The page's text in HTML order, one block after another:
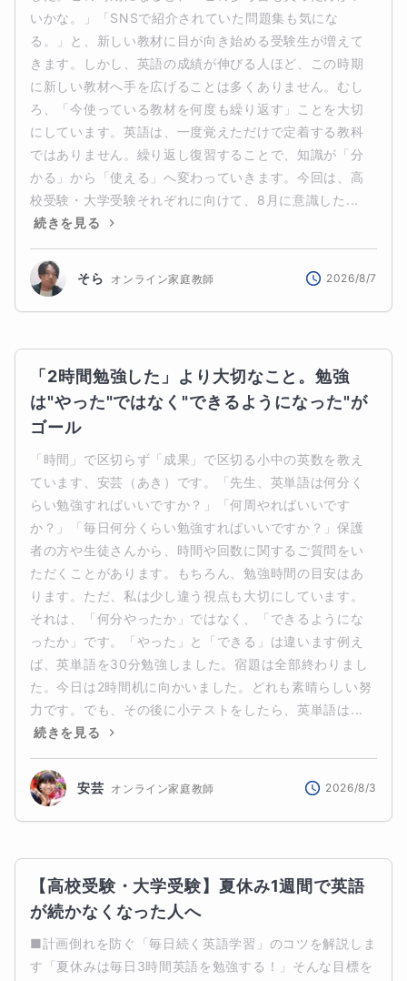
いかな。」「SNSで紹介されていた問題集も気にな
る。」と、新しい教材に目が向き始める受験生が増えて
きます。しかし、英語の成績が伸びる人ほど、この時期
に新しい教材へ手を広げることは多くありません。むし
ろ、「今使っている教材を何度も繰り返す」ことを大切
にしています。英語は、一度覚えただけで定着する教科
ではありません。繰り返し復習することで、知識が「分
かる」から「使える」へ変わっていきます。今回は、高
校受験・大学受験それぞれに向けて、8月に意識した...
続きを見る
そら オンライン家庭教師 2026/8/7
「2時間勉強した」より大切なこと。勉強
は"やった"ではなく"できるようになった"が
ゴール
「時間」で区切らず「成果」で区切る小中の英数を教え
ています、安芸（あき）です。「先生、英単語は何分く
らい勉強すればいいですか？」「何周やればいいです
か？」「毎日何分くらい勉強すればいいですか？」保護
者の方や生徒さんから、時間や回数に関するご質問をい
ただくことがあります。もちろん、勉強時間の目安はあ
ります。ただ、私は少し違う視点も大切にしています。
それは、「何分やったか」ではなく、「できるようにな
ったか」です。「やった」と「できる」は違います例え
ば、英単語を30分勉強しました。宿題は全部終わりまし
た。今日は2時間机に向かいました。どれも素晴らしい努
力です。でも、その後に小テストをしたら、英単語は...
続きを見る
安芸 オンライン家庭教師 2026/8/3
【高校受験・大学受験】夏休み1週間で英語
が続かなくなった人へ
■計画倒れを防ぐ「毎日続く英語学習」のコツを解説しま
す「夏休みは毎日3時間英語を勉強する！」そんな目標を